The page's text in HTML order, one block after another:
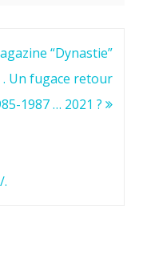
“Dynastie”
. Un fugace retour
1987 … 2021 ?